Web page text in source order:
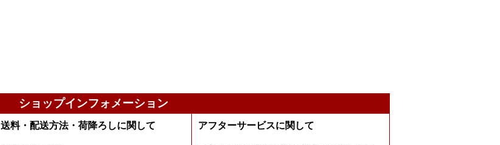
ショップインフォメーション
送料・配送方法・荷降ろしに関して アフターサービスに関して